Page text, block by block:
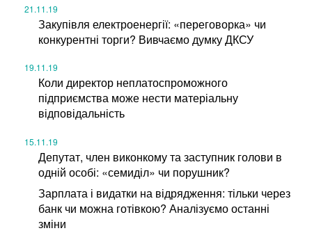
21.11.19
Закупівля електроенергії: «переговорка» чи
конкурентні торги? Вивчаємо думку ДКСУ
19.11.19
Коли директор неплатоспроможного
підприємства може нести матеріальну
відповідальність
15.11.19
Депутат, член виконкому та заступник голови в
одній особі: «семиділ» чи порушник?
Зарплата і видатки на відрядження: тільки через
банк чи можна готівкою? Аналізуємо останні
зміни